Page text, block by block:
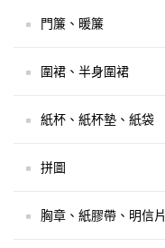
門簾、暖簾
圍裙、半身圍裙
紙杯、紙杯墊、紙袋
拼圖
胸章、紙膠帶、明信片